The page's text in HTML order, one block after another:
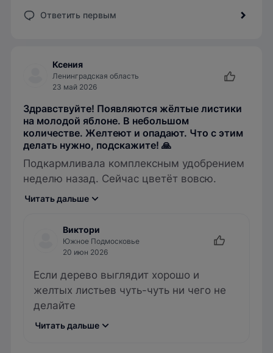
(хорус-актара-циркон), подкормила
свежую. Но ни разу не делала обрезку. На
что может надо обратить внимание.
Благодарю за обратную связь.
Ответить первым
Ксения
Ленинградская область
23 май 2026
Здравствуйте! Появляются жёлтые листики
на молодой яблоне. В небольшом
количестве. Желтеют и опадают. Что с этим
делать нужно, подскажите! 🙏
Подкармливала комплексным удобрением
неделю назад. Сейчас цветёт вовсю.
Читать дальше
Виктори
Южное Подмосковье
20 июн 2026
Если дерево выглядит хорошо и
желтых листьев чуть-чуть ни чего не
делайте
Читать дальше